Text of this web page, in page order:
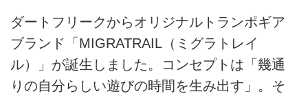
ダートフリークからオリジナルトランポギア
ブランド「MIGRATRAIL（ミグラトレイ
ル）」が誕生しました。コンセプトは「幾通
りの自分らしい遊びの時間を生み出す」。そ